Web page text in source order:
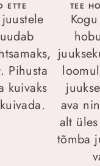
ETTE
Pihusta
kuivaks
TEE
ava
alt
tõmba